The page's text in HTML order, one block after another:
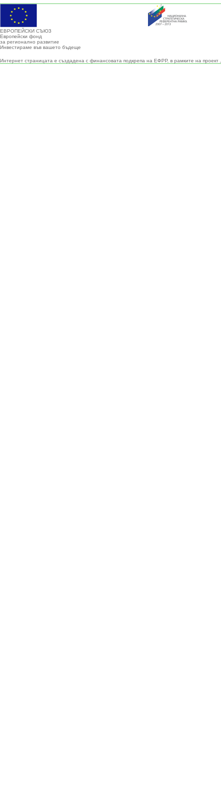
ЕВРОПЕЙСКИ СЪЮЗ
Европейски фонд
за регионално развитие
Инвестираме във вашето бъдеще
Интернет страницата е създадена с финансовата подкрепа на ЕФРР, в рамките на